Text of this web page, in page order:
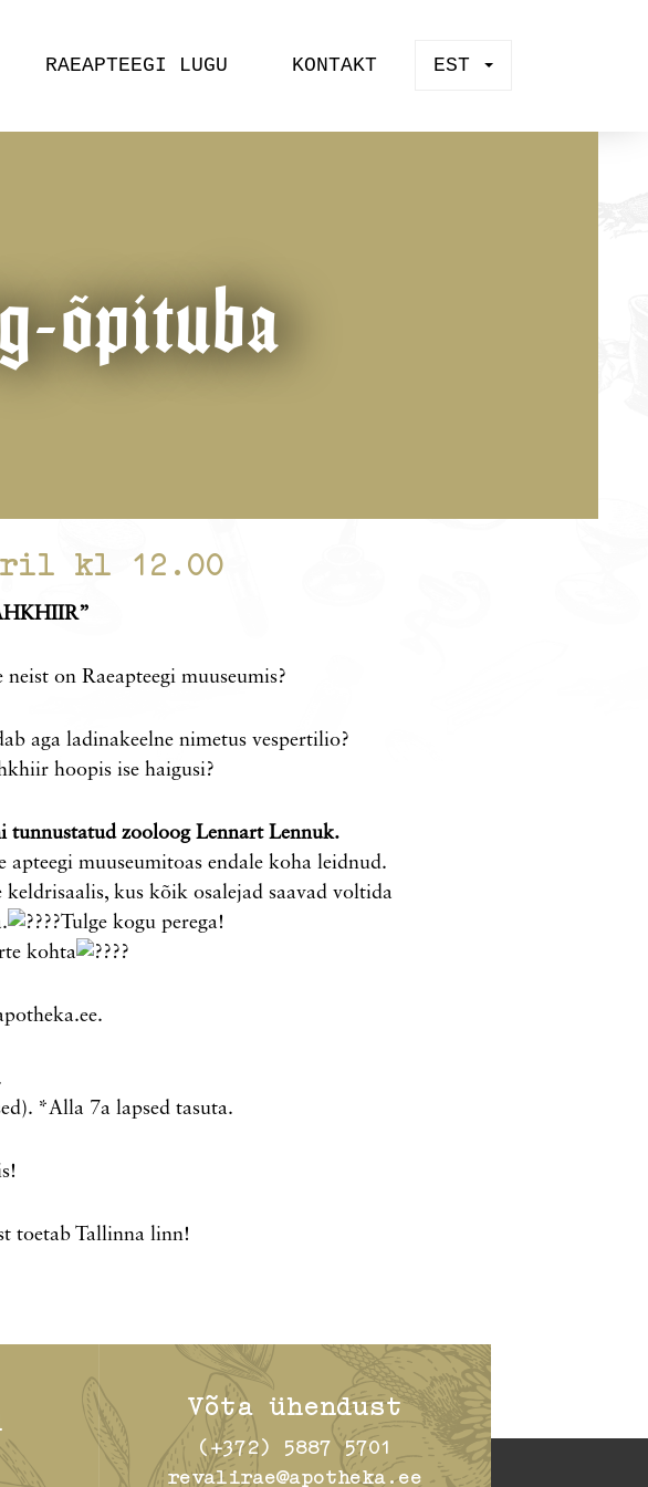
RAEAPTEEGI LUGU KONTAKT EST
õpituba
kl 12.00
on Raeapteegi muuseumis?
aga ladinakeelne nimetus vespertilio?
hoopis ise haigusi?
tunnustatud zooloog Lennart Lennuk.
muuseumitoas endale koha leidnud.
keldrisaalis, kus kõik osalejad saavad voltida
Tulge kogu perega!
kohta
.
*Alla 7a lapsed tasuta.
toetab Tallinna linn!
Võta ühendust
(+372) 5887 5701
revalirae@apotheka.ee